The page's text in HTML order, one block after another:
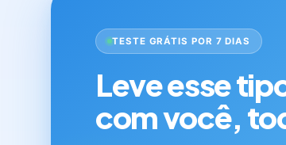
TESTE GRÁTIS POR 7 DIAS
Leve esse
com você,